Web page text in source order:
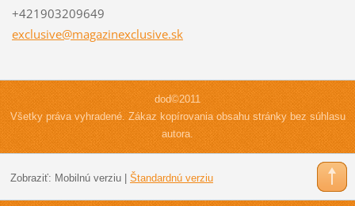
+421903209649
exclusive@magazinexclusive.sk
dod©2011
Všetky práva vyhradené. Zákaz kopírovania obsahu stránky bez súhlasu
autora.
Zobraziť: Mobilnú verziu| Štandardnú verziu